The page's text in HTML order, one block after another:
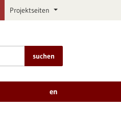
Projektseiten
suchen
en